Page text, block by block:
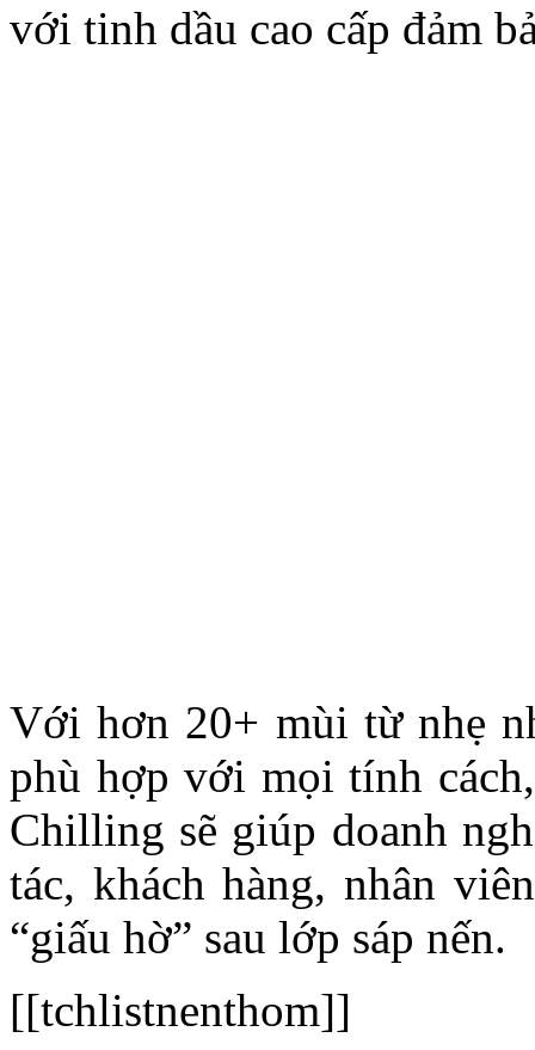
với tinh dầu cao cấp đảm
Với hơn 20+ mùi từ nhẹ
phù hợp với mọi tính
Chilling sẽ giúp doanh
tác, khách hàng, nhân
“giấu hờ” sau lớp sáp nến.
[[tchlistnenthom]]